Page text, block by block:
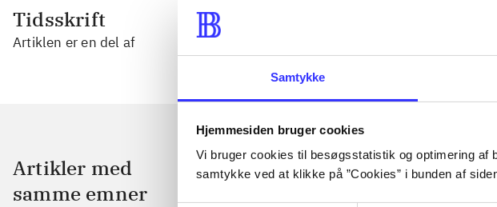
Samtykke
Hjemmesiden bruger cookies
Vi bruger cookies til besøgsstatistik og optimering
samtykke ved at klikke på ”Cookies” i bunden af
Tidsskrift
Artiklen er en del af
Artikler med
samme emner